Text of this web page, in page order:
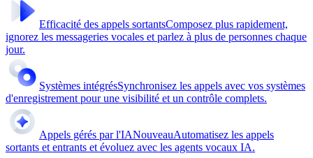
Efficacité des appels sortantsComposez plus rapidement,
ignorez les messageries vocales et parlez à plus de personnes chaque
jour.
Systèmes intégrésSynchronisez les appels avec vos systèmes
d'enregistrement pour une visibilité et un contrôle complets.
Appels gérés par l'IANouveauAutomatisez les appels
sortants et entrants et évoluez avec les agents vocaux IA.